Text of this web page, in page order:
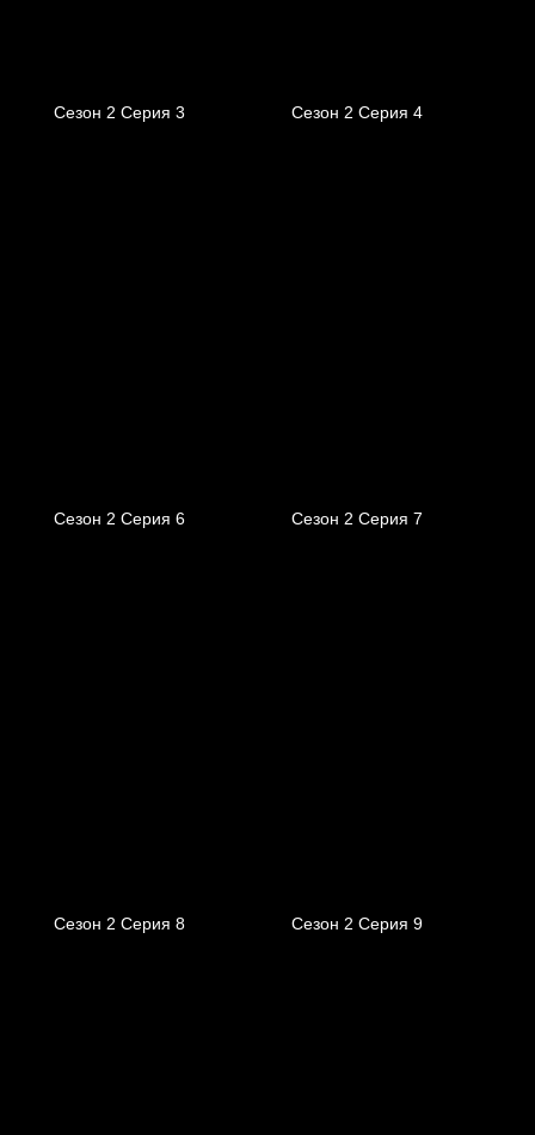
Сезон 2 Серия 3 Сезон 2 Серия 4
Сезон 2 Серия 6 Сезон 2 Серия 7
Сезон 2 Серия 8 Сезон 2 Серия 9